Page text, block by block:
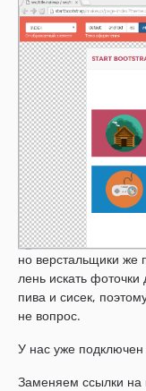
но верстальщики
лень искать
пива и сисек,
не вопрос.
У нас уже подключен
Заменяем ссылки на